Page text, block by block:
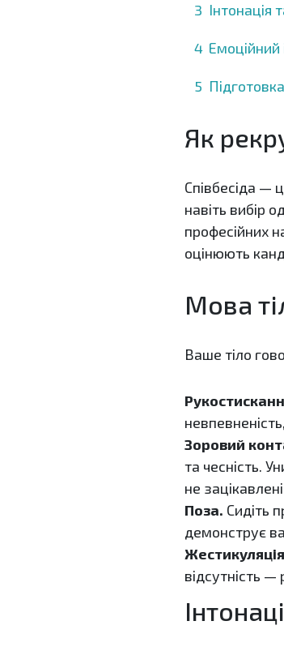
Інтонація
Емоційний
Як
Співбесіда —
навіть вибір
професійних
оцінюють
Мова
Ваше тіло
Зоровий
та чесність.
не
Поза. Сидіть
демонструє
відсутність